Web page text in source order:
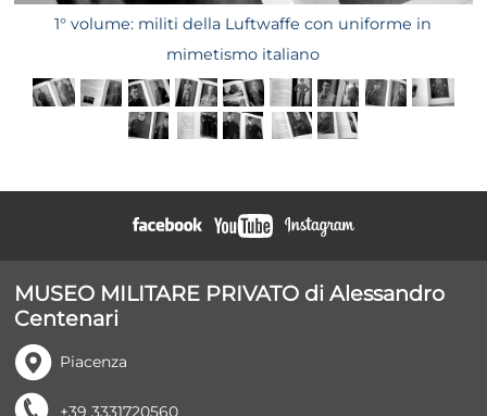
1° volume: militi della Luftwaffe con uniforme in
mimetismo italiano
MUSEO MILITARE PRIVATO di Alessandro
Centenari
Piacenza
+39 3331720560